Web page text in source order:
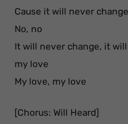
Cause it will never
No, no
It will never change, it
my love
My love, my love
[Chorus: Will Heard]